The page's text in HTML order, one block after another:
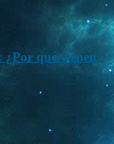
qué vienen